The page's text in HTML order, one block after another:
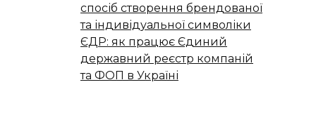
спосіб створення брендованої
та індивідуальної символіки
ЄДР: як працює Єдиний
державний реєстр компаній
та ФОП в Україні